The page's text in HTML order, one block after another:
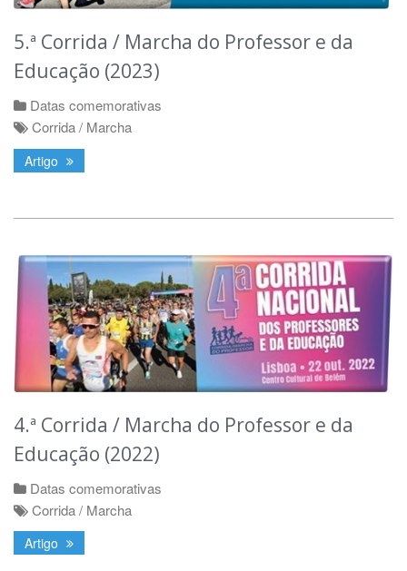
5.ª Corrida / Marcha do Professor e da
Educação (2023)
Datas comemorativas
Corrida / Marcha
Artigo
4.ª Corrida / Marcha do Professor e da
Educação (2022)
Datas comemorativas
Corrida / Marcha
Artigo